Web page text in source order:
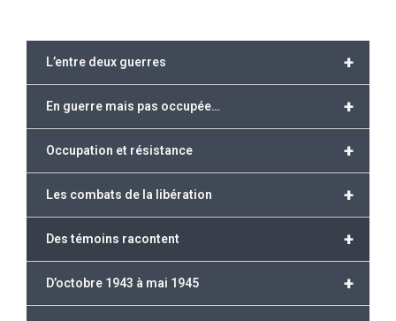
+
L’entre deux guerres
+
En guerre mais pas occupée…
+
Occupation et résistance
+
Les combats de la libération
+
Des témoins racontent
+
D’octobre 1943 à mai 1945